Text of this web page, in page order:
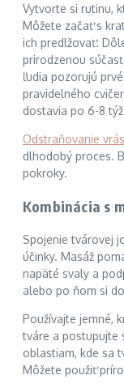
Vytvorte si rutinu,
Môžete začať s
ich predlžovať.
prirodzenou
ľudia pozorujú
pravidelného
dostavia po 6-8
Odstraňovanie
dlhodobý proces.
pokroky.
Kombinácia s
Spojenie tvárovej
účinky. Masáž
napäté svaly a
alebo po ňom si
Používajte jemné,
tváre a postupujte
oblastiam, kde sa
Môžete použiť